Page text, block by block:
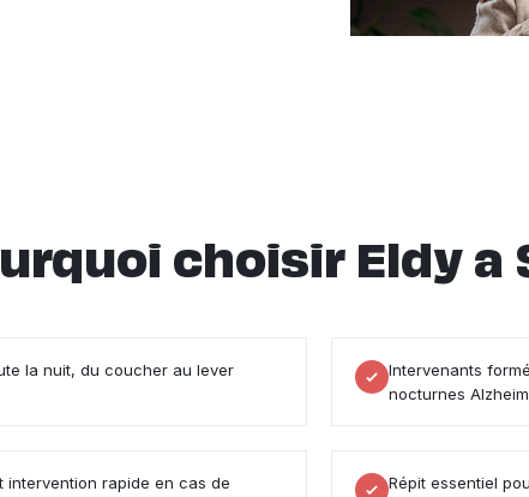
choisir Eldy a
la nuit, du coucher au lever
Intervenants
nocturnes
intervention rapide en cas de
Répit essentiel